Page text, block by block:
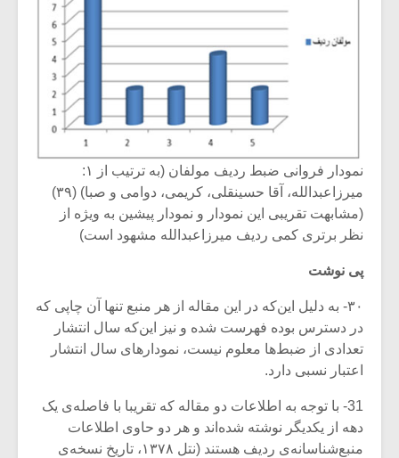
نمودار فروانی ضبط ردیف مولفان (به ترتیب از ۱:
میرزاعبدالله، آقا حسینقلی، کریمی، دوامی و صبا) (۳۹)
(مشابهت تقریبی این نمودار و نمودار پیشین به ویژه از
نظر برتری کمی ردیف میرزاعبدالله مشهود است)
پی نوشت
۳۰- به دلیل این‌که در این مقاله از هر منبع تنها آن چاپی که
در دسترس بوده فهرست شده و نیز این‌که سال انتشار
تعدادی از ضبط‌ها معلوم نیست، نمودارهای سال انتشار
اعتبار نسبی دارد.
31- با توجه به اطلاعات دو مقاله که تقریبا با فاصله‌ی یک
دهه از یکدیگر نوشته شده‌اند‌ و هر دو حاوی اطلاعات
منبع‌شناسانه‌ی ردیف هستند (نتل ۱۳۷۸، تاریخ نسخه‌ی